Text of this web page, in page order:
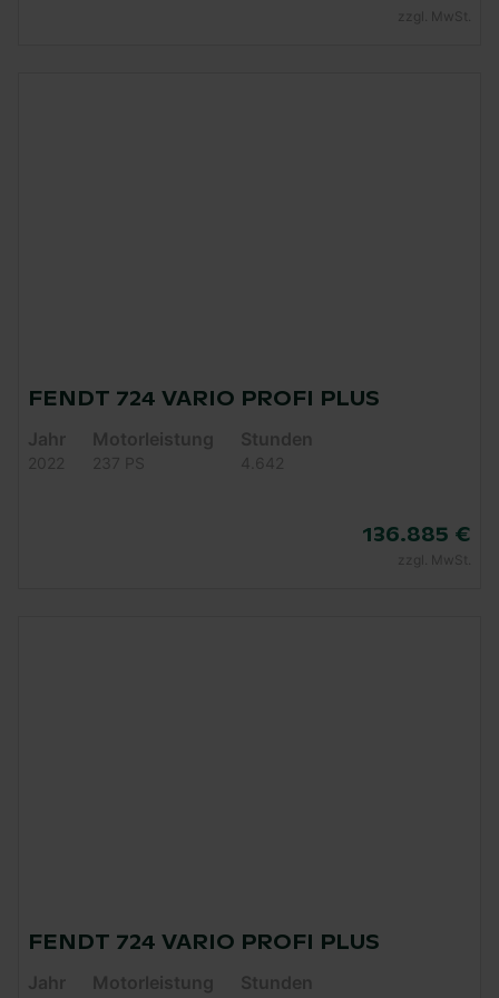
zzgl. MwSt.
FENDT 724 VARIO PROFI PLUS
Jahr
2022
Motorleistung
237 PS
Stunden
4.642
136.885 €
zzgl. MwSt.
FENDT 724 VARIO PROFI PLUS
Jahr Motorleistung Stunden